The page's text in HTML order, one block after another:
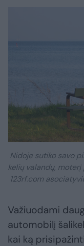
Nidoje sutiko savo
kelių valandų,
123rf.com
Važiuodami
automobilį
kai ką